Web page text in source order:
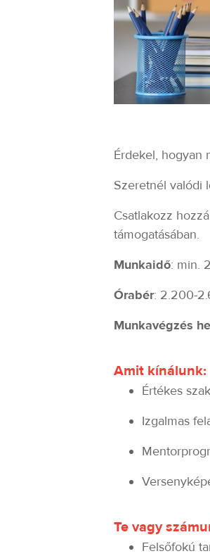
Érdekel, hogyan
Szeretnél valódi
Csatlakozz
támogatásában.
Munkaidő: min.
Órabér: 2.200-
Munkavégzés
Amit kínálunk:
Értékes
Izgalmas
Te vagy
Felsőfokú